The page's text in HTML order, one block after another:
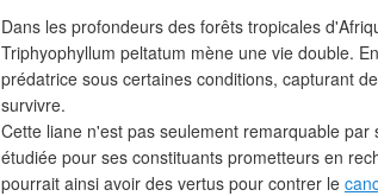
Dans les profondeurs des forêts tropicales
Triphyophyllum peltatum mène une vie double.
prédatrice sous certaines conditions, capturant
survivre.
Cette liane n'est pas seulement remarquable
étudiée pour ses constituants prometteurs en
pourrait ainsi avoir des vertus pour contrer le